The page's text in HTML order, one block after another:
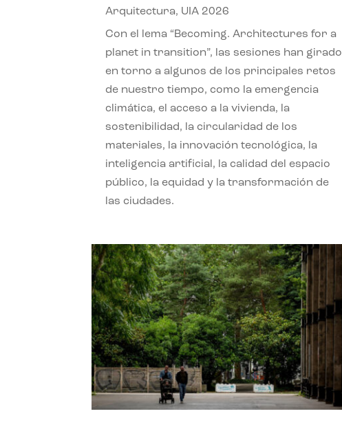
Arquitectura, UIA 2026
Con el lema “Becoming. Architectures for a
planet in transition”, las sesiones han girado
en torno a algunos de los principales retos
de nuestro tiempo, como la emergencia
climática, el acceso a la vivienda, la
sostenibilidad, la circularidad de los
materiales, la innovación tecnológica, la
inteligencia artificial, la calidad del espacio
público, la equidad y la transformación de
las ciudades.